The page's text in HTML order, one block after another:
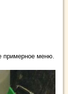
примерное меню.